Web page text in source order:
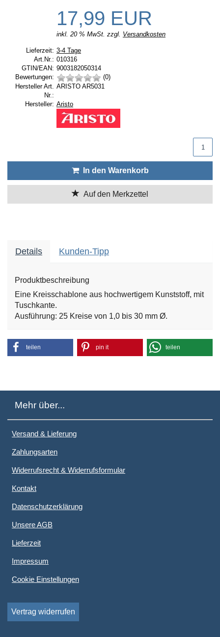
17,99 EUR
inkl. 20 % MwSt. zzgl. Versandkosten
Lieferzeit: Lieferzeit:
3-4 Tage
Art.Nr.: 010316
GTIN/EAN: 9003182050314
Bewertungen:
(0)
Hersteller Art.
Nr.:
ARISTO AR5031
Hersteller: Hersteller:
Aristo
In den Warenkorb
Auf den Merkzettel
Details Kunden-Tipp
Produktbeschreibung
Eine Kreisschablone aus hochwertigem Kunststoff, mit
Tuschkante.
Ausführung: 25 Kreise von 1,0 bis 30 mm Ø.
teilen pin it teilen
Mehr über...
Versand & Lieferung
Zahlungsarten
Widerrufsrecht & Widerrufsformular
Kontakt
Datenschutzerklärung
Unsere AGB
Lieferzeit
Impressum
Cookie Einstellungen
Vertrag widerrufen